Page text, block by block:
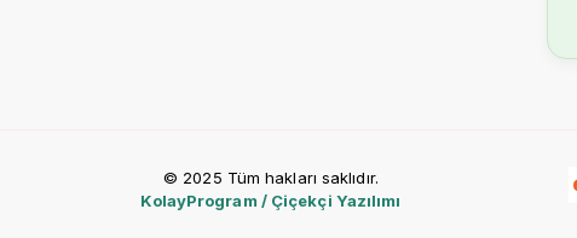
© 2025 Tüm hakları saklıdır.
KolayProgram / Çiçekçi Yazılımı